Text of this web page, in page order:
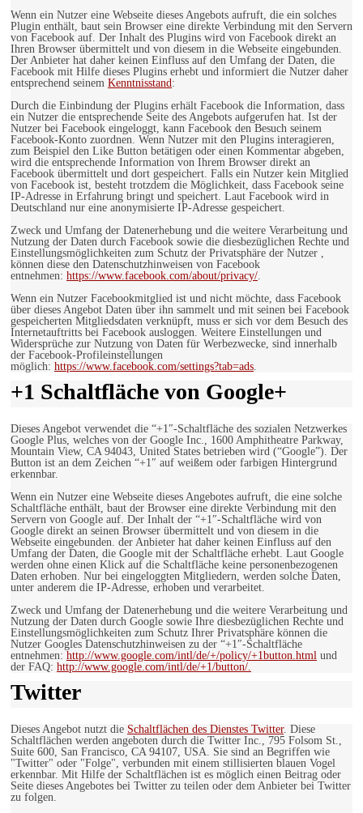
Wenn ein Nutzer eine Webseite dieses Angebots aufruft, die ein solches
Plugin enthält, baut sein Browser eine direkte Verbindung mit den Servern
von Facebook auf. Der Inhalt des Plugins wird von Facebook direkt an
Ihren Browser übermittelt und von diesem in die Webseite eingebunden.
Der Anbieter hat daher keinen Einfluss auf den Umfang der Daten, die
Facebook mit Hilfe dieses Plugins erhebt und informiert die Nutzer daher
entsprechend seinem Kenntnisstand:
Durch die Einbindung der Plugins erhält Facebook die Information, dass
ein Nutzer die entsprechende Seite des Angebots aufgerufen hat. Ist der
Nutzer bei Facebook eingeloggt, kann Facebook den Besuch seinem
Facebook-Konto zuordnen. Wenn Nutzer mit den Plugins interagieren,
zum Beispiel den Like Button betätigen oder einen Kommentar abgeben,
wird die entsprechende Information von Ihrem Browser direkt an
Facebook übermittelt und dort gespeichert. Falls ein Nutzer kein Mitglied
von Facebook ist, besteht trotzdem die Möglichkeit, dass Facebook seine
IP-Adresse in Erfahrung bringt und speichert. Laut Facebook wird in
Deutschland nur eine anonymisierte IP-Adresse gespeichert.
Zweck und Umfang der Datenerhebung und die weitere Verarbeitung und
Nutzung der Daten durch Facebook sowie die diesbezüglichen Rechte und
Einstellungsmöglichkeiten zum Schutz der Privatsphäre der Nutzer ,
können diese den Datenschutzhinweisen von Facebook
entnehmen: https://www.facebook.com/about/privacy/.
Wenn ein Nutzer Facebookmitglied ist und nicht möchte, dass Facebook
über dieses Angebot Daten über ihn sammelt und mit seinen bei Facebook
gespeicherten Mitgliedsdaten verknüpft, muss er sich vor dem Besuch des
Internetauftritts bei Facebook ausloggen. Weitere Einstellungen und
Widersprüche zur Nutzung von Daten für Werbezwecke, sind innerhalb
der Facebook-Profileinstellungen
möglich: https://www.facebook.com/settings?tab=ads.
+1 Schaltfläche von Google+
Dieses Angebot verwendet die “+1″-Schaltfläche des sozialen Netzwerkes
Google Plus, welches von der Google Inc., 1600 Amphitheatre Parkway,
Mountain View, CA 94043, United States betrieben wird (“Google”). Der
Button ist an dem Zeichen “+1″ auf weißem oder farbigen Hintergrund
erkennbar.
Wenn ein Nutzer eine Webseite dieses Angebotes aufruft, die eine solche
Schaltfläche enthält, baut der Browser eine direkte Verbindung mit den
Servern von Google auf. Der Inhalt der “+1″-Schaltfläche wird von
Google direkt an seinen Browser übermittelt und von diesem in die
Webseite eingebunden. der Anbieter hat daher keinen Einfluss auf den
Umfang der Daten, die Google mit der Schaltfläche erhebt. Laut Google
werden ohne einen Klick auf die Schaltfläche keine personenbezogenen
Daten erhoben. Nur bei eingeloggten Mitgliedern, werden solche Daten,
unter anderem die IP-Adresse, erhoben und verarbeitet.
Zweck und Umfang der Datenerhebung und die weitere Verarbeitung und
Nutzung der Daten durch Google sowie Ihre diesbezüglichen Rechte und
Einstellungsmöglichkeiten zum Schutz Ihrer Privatsphäre können die
Nutzer Googles Datenschutzhinweisen zu der “+1″-Schaltfläche
entnehmen: http://www.google.com/intl/de/+/policy/+1button.html und
der FAQ: http://www.google.com/intl/de/+1/button/.
Twitter
Dieses Angebot nutzt die Schaltflächen des Dienstes Twitter. Diese
Schaltflächen werden angeboten durch die Twitter Inc., 795 Folsom St.,
Suite 600, San Francisco, CA 94107, USA. Sie sind an Begriffen wie
"Twitter" oder "Folge", verbunden mit einem stillisierten blauen Vogel
erkennbar. Mit Hilfe der Schaltflächen ist es möglich einen Beitrag oder
Seite dieses Angebotes bei Twitter zu teilen oder dem Anbieter bei Twitter
zu folgen.